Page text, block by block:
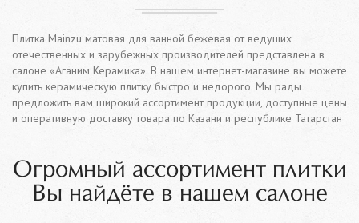
Плитка Mainzu матовая для ванной бежевая от ведущих
отечественных и зарубежных производителей представлена в
салоне «Аганим Керамика». В нашем интернет-магазине вы можете
купить керамическую плитку быстро и недорого. Мы рады
предложить вам широкий ассортимент продукции, доступные цены
и оперативную доставку товара по Казани и республике Татарстан
Огромный ассортимент плитки
Вы найдёте в нашем салоне